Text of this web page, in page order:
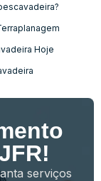
Hoje
serviços